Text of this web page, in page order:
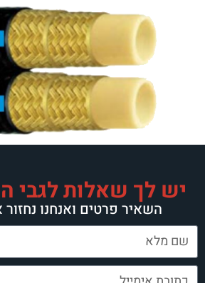
יש לך שאלות לגבי
השאיר פרטים ואנחנו